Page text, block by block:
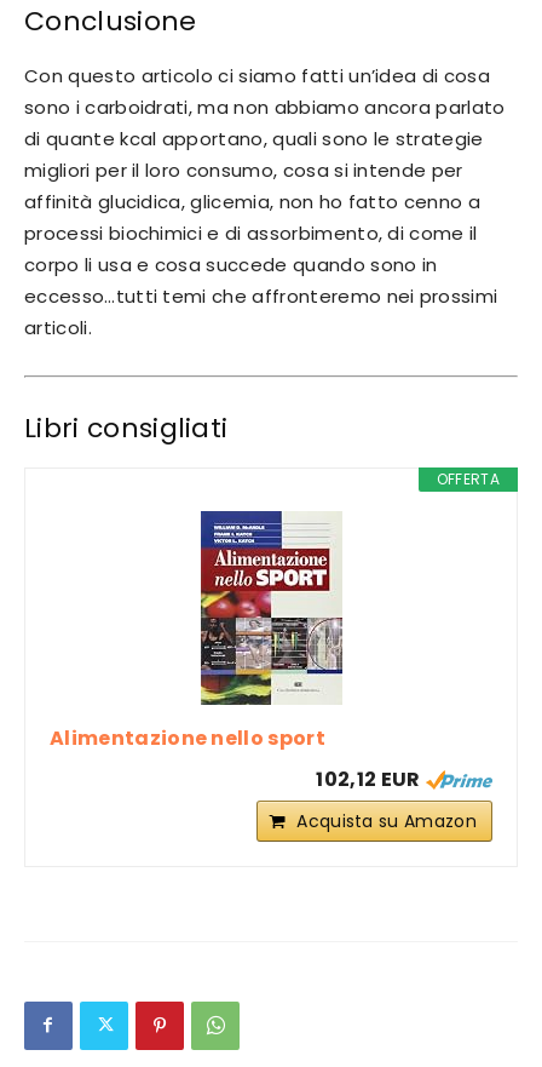
Conclusione
Con questo articolo ci siamo fatti un’idea di cosa
sono i carboidrati, ma non abbiamo ancora parlato
di quante kcal apportano, quali sono le strategie
migliori per il loro consumo, cosa si intende per
affinità glucidica, glicemia, non ho fatto cenno a
processi biochimici e di assorbimento, di come il
corpo li usa e cosa succede quando sono in
eccesso…tutti temi che affronteremo nei prossimi
articoli.
Libri consigliati
OFFERTA
Alimentazione nello sport
102,12 EUR
Acquista su Amazon